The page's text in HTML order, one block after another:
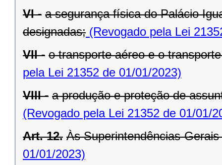
VI - a segurança física do Palácio
designadas; (Revogado pela Lei
VII - o transporte aéreo e o
pela Lei 21352 de 01/01/2023)
VIII - a produção e proteção de
(Revogado pela Lei 21352 de 01/01/
Art. 12. Às Superintendências-
01/01/2023)